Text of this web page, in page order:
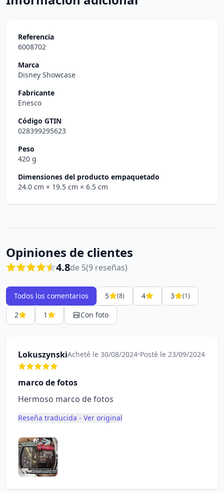
Referencia
6008702
Marca
Disney Showcase
Fabricante
Enesco
Código GTIN
028399295623
Peso
420 g
Dimensiones del producto empaquetado
24.0 cm × 19.5 cm × 6.5 cm
Opiniones de clientes
4.8de 5(9 reseñas)
Todos los comentarios 5 (8) 4 3 (1)
2 1 Con foto
LokuszynskiAcheté le 30/08/2024•Posté le 23/09/2024
marco de fotos
Hermoso marco de fotos
Reseña traducida - Ver original